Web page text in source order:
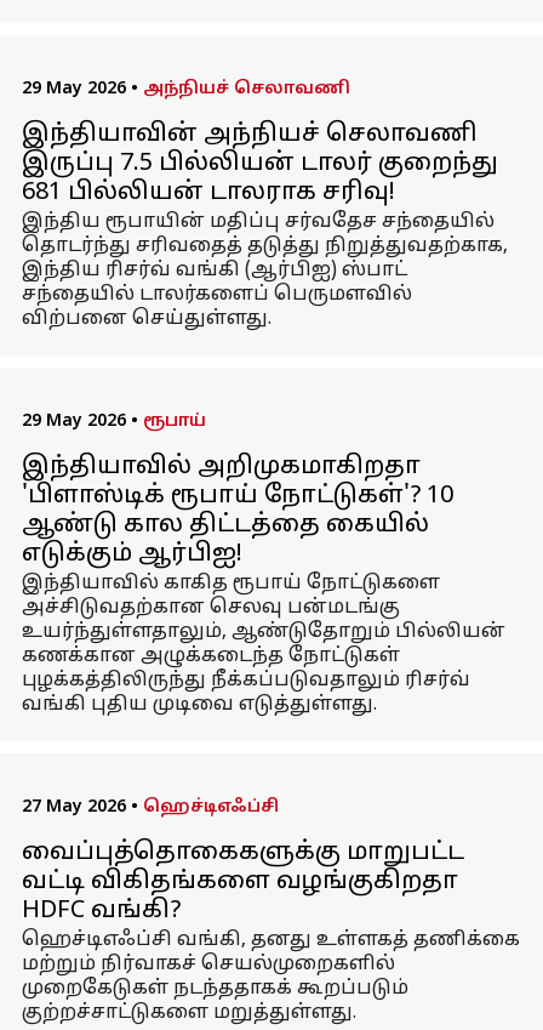
29 May 2026 • அந்நியச் செலாவணி
இந்தியாவின் அந்நியச் செலாவணி
இருப்பு 7.5 பில்லியன் டாலர் குறைந்து
681 பில்லியன் டாலராக சரிவு!
இந்திய ரூபாயின் மதிப்பு சர்வதேச சந்தையில்
தொடர்ந்து சரிவதைத் தடுத்து நிறுத்துவதற்காக,
இந்திய ரிசர்வ் வங்கி (ஆர்பிஐ) ஸ்பாட்
சந்தையில் டாலர்களைப் பெருமளவில்
விற்பனை செய்துள்ளது.
29 May 2026 • ரூபாய்
இந்தியாவில் அறிமுகமாகிறதா
'பிளாஸ்டிக் ரூபாய் நோட்டுகள்'? 10
ஆண்டு கால திட்டத்தை கையில்
எடுக்கும் ஆர்பிஐ!
இந்தியாவில் காகித ரூபாய் நோட்டுகளை
அச்சிடுவதற்கான செலவு பன்மடங்கு
உயர்ந்துள்ளதாலும், ஆண்டுதோறும் பில்லியன்
கணக்கான அழுக்கடைந்த நோட்டுகள்
புழக்கத்திலிருந்து நீக்கப்படுவதாலும் ரிசர்வ்
வங்கி புதிய முடிவை எடுத்துள்ளது.
27 May 2026 • ஹெச்டிஎஃப்சி
வைப்புத்தொகைகளுக்கு மாறுபட்ட
வட்டி விகிதங்களை வழங்குகிறதா
HDFC வங்கி?
ஹெச்டிஎஃப்சி வங்கி, தனது உள்ளகத் தணிக்கை
மற்றும் நிர்வாகச் செயல்முறைகளில்
முறைகேடுகள் நடந்ததாகக் கூறப்படும்
குற்றச்சாட்டுகளை மறுத்துள்ளது.